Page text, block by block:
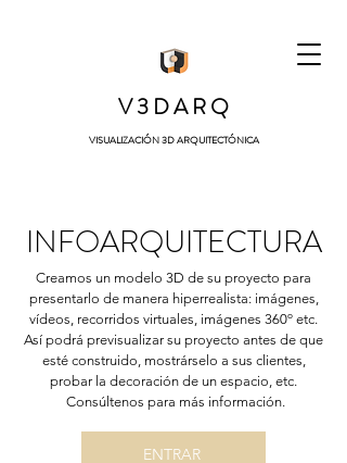
V3 DA R Q
VISUALIZACIÓN 3D ARQUITECTÓNICA
INFOARQUITECTURA
Creamos un modelo 3D de su proyecto para
presentarlo de manera hiperrealista: imágenes,
vídeos, recorridos virtuales, imágenes 360º etc.
Así podrá previsualizar su proyecto antes de que
esté construido, mostrárselo a sus clientes,
probar la decoración de un espacio, etc.
Consúltenos para más información.
ENTRAR